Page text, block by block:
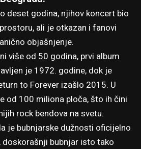
deset godina, njihov koncert bio
ali je otkazan i fanovi
objašnjenje.
više od 50 godina, prvi album
je 1972. godine, dok je
to Forever izašlo 2015. U
od 100 miliona ploča, što ih čini
rock bendova na svetu.
je bubnjarske dužnosti oficijelno
doskorašnji bubnjar isto tako